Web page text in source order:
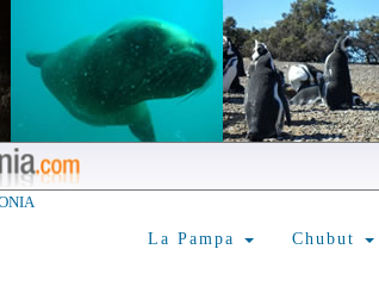
La Pampa Chubut